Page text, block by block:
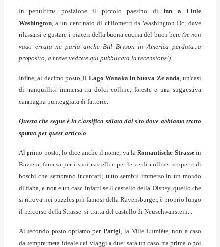
In penultima posizione il piccolo paesino diInn a Little
Washington, a un centinaio di chilometri da Washington Dc, dove
rilassarsi e gustare i piaceri della buona cucina del buon bere (se non
vado errata ne parla anche Bill Bryson in America perduta...a
proposito, a breve vedrete qui pubblicata la recensione!).
Infine, al decimo posto, il Lago Wanaka in Nuova Zelanda, un'oasi
di tranquillità immersa tra dolci colline, foreste e una suggestiva
campagna punteggiata di fattorie.
Questa che segue è la classifica stilata dal sito dove abbiamo tratto
spunto per quest'articolo
Al primo posto, lo dice anche il nome, va laRomantische Strassein
Baviera, famosa per i suoi castelli e per le verdi colline ricoperte di
boschi che sembrano incantati; tutto sembra immerso in un mondo
di fiaba, e non è un caso infatti se il castello della Disney, quello che
si ritrova nei puzzles più famosi della Ravensburger, è proprio lungo
il percorso della Strasse: si tratta del castello di Neuschwanstein...
Al secondo posto optiamo per Parigi, la Ville Lumière, non a caso
da sempre meta ideale dei viaggi a due: sarà un caso ma prima o poi